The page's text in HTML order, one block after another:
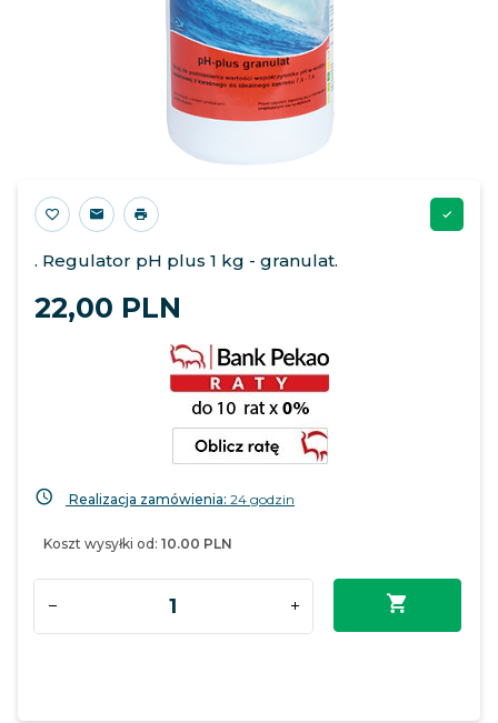
. Regulator pH plus 1 kg - granulat.
22,00 PLN
Realizacja zamówienia: 24 godzin
Koszt wysyłki od: 10.00 PLN